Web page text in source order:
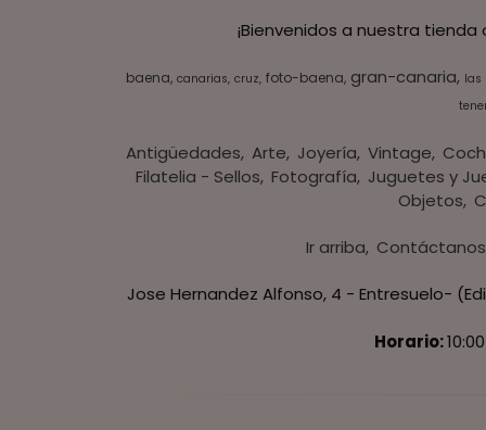
¡Bienvenidos a nuestra
baena canarias cruz foto-baena gran-canaria las
Antigüedades Arte Joyería Vintage
Filatelia - Sellos Fotografía Juguetes y
Objetos
Ir arriba Contáctanos
Jose Hernandez Alfonso, 4 - Entresuelo-
Horario: